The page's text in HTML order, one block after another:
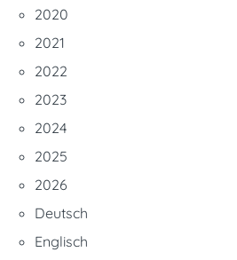
2020
2021
2022
2023
2024
2025
2026
Deutsch
Englisch